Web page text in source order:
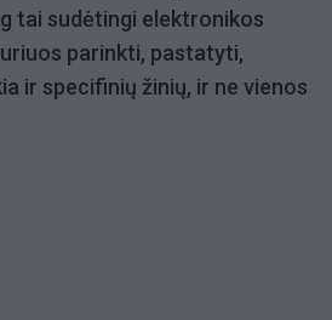
tai sudėtingi elektronikos
parinkti, pastatyti,
ir specifinių žinių, ir ne vienos